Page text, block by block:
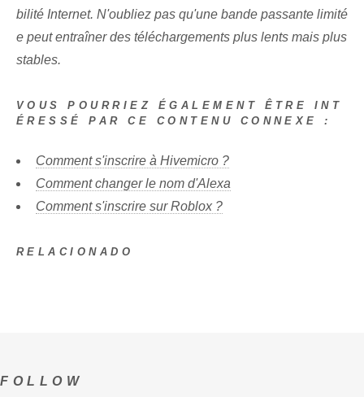
bilité Internet. N'oubliez pas qu'une bande passante limité
e peut entraîner des téléchargements plus lents mais plus
stables.
VOUS POURRIEZ ÉGALEMENT ÊTRE INT
ÉRESSÉ PAR CE CONTENU CONNEXE :
Comment s'inscrire à Hivemicro ?
Comment changer le nom d'Alexa
Comment s'inscrire sur Roblox ?
RELACIONADO
FOLLOW